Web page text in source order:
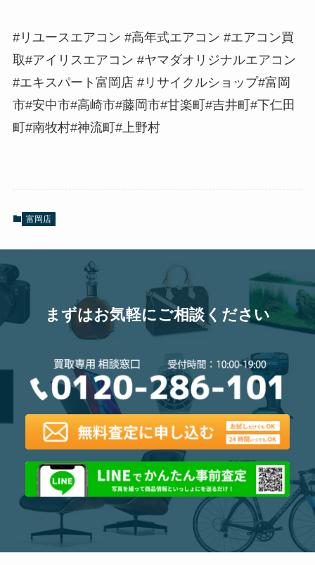
#リユースエアコン #高年式エアコン #エアコン買
取#アイリスエアコン #ヤマダオリジナルエアコン
#エキスパート富岡店 #リサイクルショップ#富岡
市#安中市#高崎市#藤岡市#甘楽町#吉井町#下仁田
町#南牧村#神流町#上野村
富岡店
まずはお気軽にご相談ください